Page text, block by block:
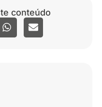
conteúdo